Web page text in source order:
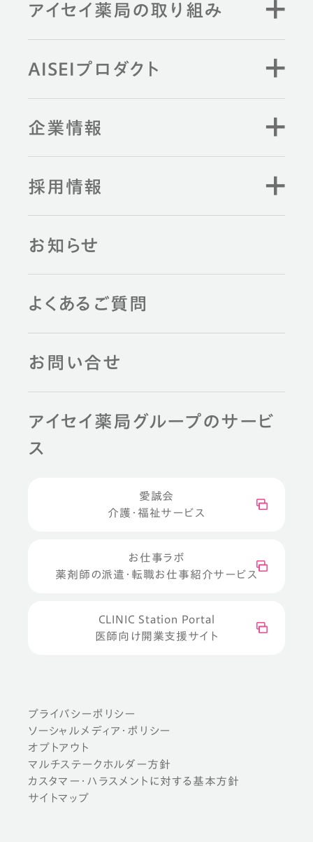
アイセイ薬局の取り組み
AISEIプロダクト
企業情報
採用情報
お知らせ
よくあるご質問
お問い合せ
アイセイ薬局グループのサービ
ス
愛誠会
介護・福祉サービス
お仕事ラボ
薬剤師の派遣・転職お仕事紹介サービス
CLINIC Station Portal
医師向け開業支援サイト
プライバシーポリシー
ソーシャルメディア・ポリシー
オプトアウト
マルチステークホルダー方針
カスタマー・ハラスメントに対する基本方針
サイトマップ